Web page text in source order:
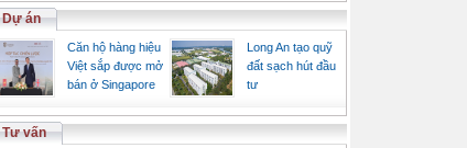
Dự án
Căn hộ hàng hiệu
Việt sắp được mở
bán ở Singapore
Long An tạo quỹ
đất sạch hút đầu
tư
Tư vấn